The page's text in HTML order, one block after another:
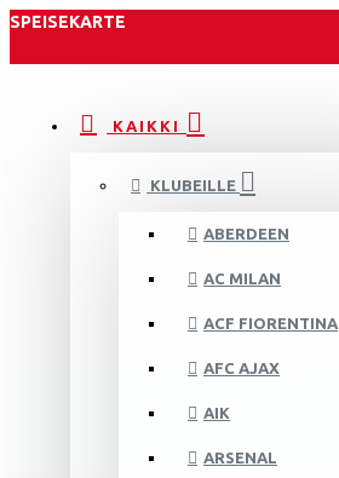
SPEISEKARTE
KAIKKI
KLUBEILLE
ABERDEEN
AC MILAN
ACF FIORENTINA
AFC AJAX
AIK
ARSENAL